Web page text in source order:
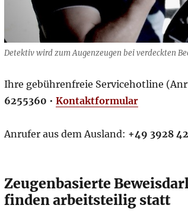
Detektiv wird zum Augenzeugen bei verdeckten
Ihre gebührenfreie Servicehotline
6255360 • Kontaktformular
Anrufer aus dem Ausland: +49 3928
Zeugenbasierte
finden arbeitsteilig statt